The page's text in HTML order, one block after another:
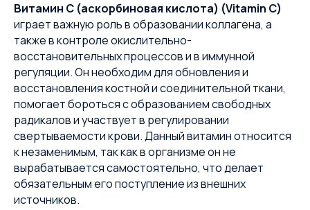
Витамин С (аскорбиновая кислота) (Vitamin C)
играет важную роль в образовании коллагена, а
также в контроле окислительно-
восстановительных процессов и в иммунной
регуляции. Он необходим для обновления и
восстановления костной и соединительной ткани,
помогает бороться с образованием свободных
радикалов и участвует в регулировании
свертываемости крови. Данный витамин относится
к незаменимым, так как в организме он не
вырабатывается самостоятельно, что делает
обязательным его поступление из внешних
источников.